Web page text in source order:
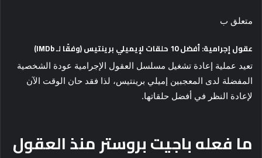
متعلق ب
عقول إجرامية: أفضل 10 حلقات لإيميلي برينتيس (وفقًا لـ IMDb)
تعيد عملية إعادة تشغيل مسلسل العقول الإجرامية عودة الشخصية
المفضلة لدى المعجبين إميلي برينتيس، لذا فقد حان الوقت الآن
لإعادة النظر في أفضل حلقاتها.
ما فعله باجيت بروستر منذ العقول